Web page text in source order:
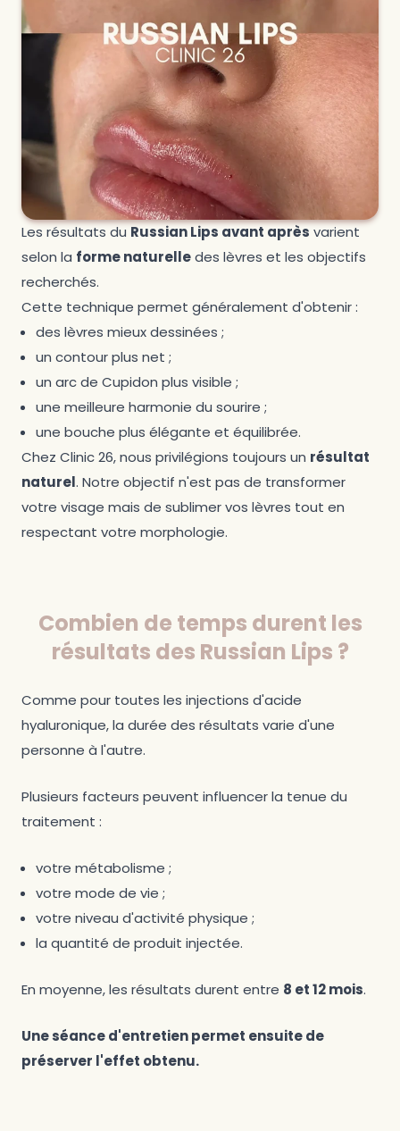
Les résultats du Russian Lips avant après varient
selon la forme naturelledes lèvres et les objectifs
recherchés.
Cette technique permet généralement d'obtenir :
des lèvres mieux dessinées ;
un contour plus net ;
un arc de Cupidon plus visible ;
une meilleure harmonie du sourire ;
une bouche plus élégante et équilibrée.
Chez Clinic 26, nous privilégions toujours un résultat
naturel. Notre objectif n'est pas de transformer
votre visage mais de sublimer vos lèvres tout en
respectant votre morphologie.
Combien de temps durent les
résultats des Russian Lips ?
Comme pour toutes les injections d'acide
hyaluronique, la durée des résultats varie d'une
personne à l'autre.
Plusieurs facteurs peuvent influencer la tenue du
traitement :
votre métabolisme ;
votre mode de vie ;
votre niveau d'activité physique ;
la quantité de produit injectée.
En moyenne, les résultats durent entre 8 et 12 mois.
Une séance d'entretien permet ensuite de
préserver l'effet obtenu.